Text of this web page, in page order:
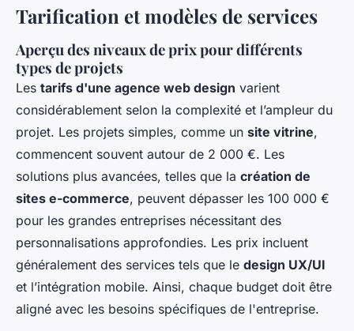
Tarification et modèles de services
Aperçu des niveaux de prix pour différents
types de projets
Les tarifs d'une agence web design varient
considérablement selon la complexité et l’ampleur du
projet. Les projets simples, comme un site vitrine,
commencent souvent autour de 2 000 €. Les
solutions plus avancées, telles que la création de
sites e-commerce, peuvent dépasser les 100 000 €
pour les grandes entreprises nécessitant des
personnalisations approfondies. Les prix incluent
généralement des services tels que le design UX/UI
et l’intégration mobile. Ainsi, chaque budget doit être
aligné avec les besoins spécifiques de l'entreprise.